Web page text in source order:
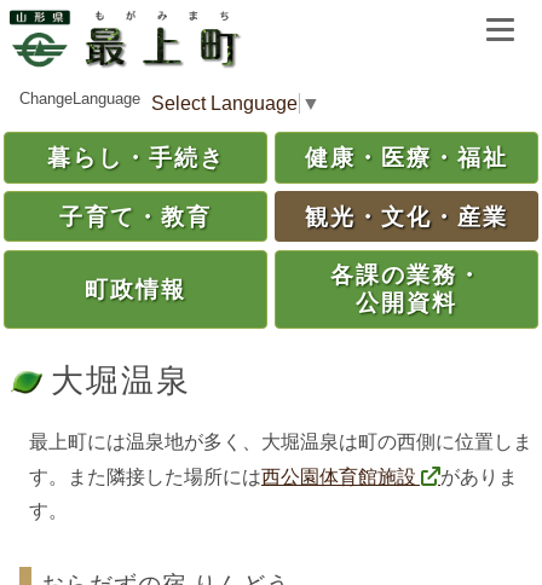
ChangeLanguage Select Language ▼
暮らし・ 手続き 健康・ 医療・福祉
子育て・ 教育 観光・ 文化・ 産業
町政情報
各課の業務・
公開資料
大堀温泉
最上町には温泉地が多く、大堀温泉は町の西側に位置しま
す。また隣接した場所には西公園体育館施設
がありま
す。